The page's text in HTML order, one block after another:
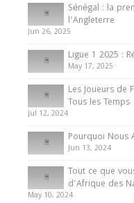
Présentation de
du Cameroun
8 August 2025
Sénégal : la
l’Angleterre
Jun 26, 2025
Ligue 1 2025 :
May 17, 2025
Les Joueurs de
Tous les Temps
Jul 12, 2024
Pourquoi Nous
Jun 13, 2024
Tout ce que
d’Afrique des
May 10, 2024